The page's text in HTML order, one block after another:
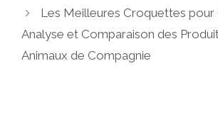
Les Meilleures Croquettes pour
Analyse et Comparaison des
Animaux de Compagnie